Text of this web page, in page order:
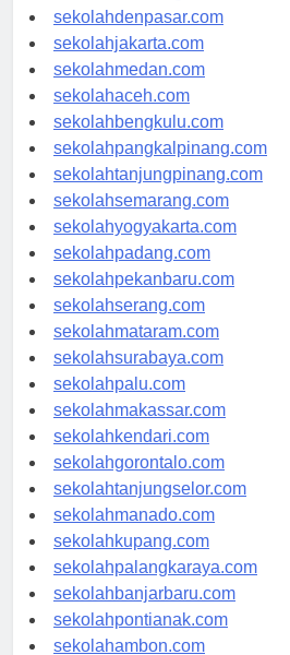
sekolahbandung.com
sekolahdenpasar.com
sekolahjakarta.com
sekolahmedan.com
sekolahaceh.com
sekolahbengkulu.com
sekolahpangkalpinang.com
sekolahtanjungpinang.com
sekolahsemarang.com
sekolahyogyakarta.com
sekolahpadang.com
sekolahpekanbaru.com
sekolahserang.com
sekolahmataram.com
sekolahsurabaya.com
sekolahpalu.com
sekolahmakassar.com
sekolahkendari.com
sekolahgorontalo.com
sekolahtanjungselor.com
sekolahmanado.com
sekolahkupang.com
sekolahpalangkaraya.com
sekolahbanjarbaru.com
sekolahpontianak.com